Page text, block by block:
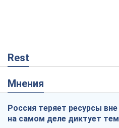
Rest
Мнения
Россия теряет ресурсы
на самом деле диктует